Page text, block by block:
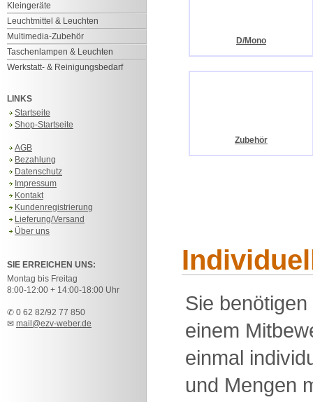
Kleingeräte
Leuchtmittel & Leuchten
Multimedia-Zubehör
Taschenlampen & Leuchten
Werkstatt- & Reinigungsbedarf
LINKS
Startseite
Shop-Startseite
AGB
Bezahlung
Datenschutz
Impressum
Kontakt
Kundenregistrierung
Lieferung/Versand
Über uns
SIE ERREICHEN UNS:
Montag bis Freitag
8:00-12:00 + 14:00-18:00 Uhr
✆ 0 62 82/92 77 850
✉ mail@ezv-weber.de
D/Mono
Zubehör
Sie
einem
einmal
und Mengen